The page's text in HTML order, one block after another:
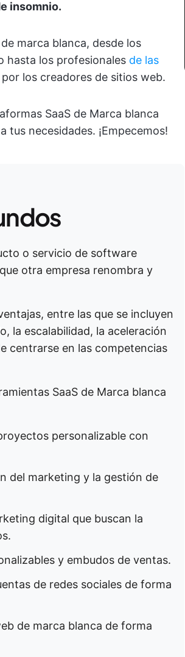
insomnio.
marca blanca, desde los
hasta los profesionales de las
los creadores de sitios web.
SaaS de Marca blanca
necesidades. ¡Empecemos!
o servicio de software
otra empresa renombra y
entre las que se incluyen
la escalabilidad, la aceleración
centrarse en las competencias
SaaS de Marca blanca
personalizable con
del marketing y la gestión de
digital que buscan la
y embudos de ventas.
de redes sociales de forma
de marca blanca de forma